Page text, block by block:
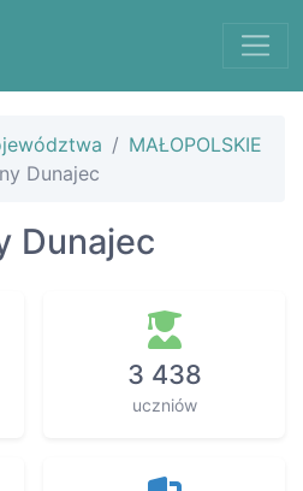
MAŁOPOLSKIE
Dunajec
Dunajec
3 438
uczniów